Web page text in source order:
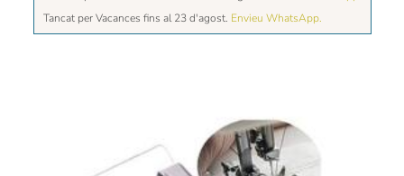
Tancat per Vacances fins al 23 d'agost. Envieu WhatsApp.